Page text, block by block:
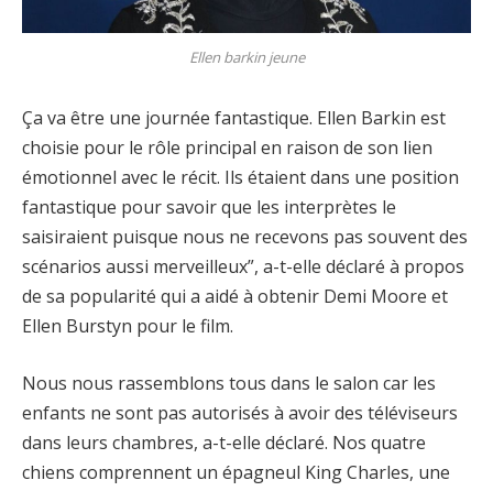
Ellen barkin jeune
Ça va être une journée fantastique. Ellen Barkin est
choisie pour le rôle principal en raison de son lien
émotionnel avec le récit. Ils étaient dans une position
fantastique pour savoir que les interprètes le
saisiraient puisque nous ne recevons pas souvent des
scénarios aussi merveilleux”, a-t-elle déclaré à propos
de sa popularité qui a aidé à obtenir Demi Moore et
Ellen Burstyn pour le film.
Nous nous rassemblons tous dans le salon car les
enfants ne sont pas autorisés à avoir des téléviseurs
dans leurs chambres, a-t-elle déclaré. Nos quatre
chiens comprennent un épagneul King Charles, une